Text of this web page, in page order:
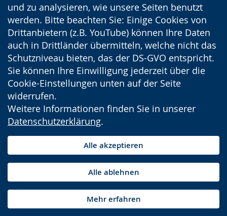
und zu analysieren, wie unsere Seiten benutzt
werden. Bitte beachten Sie: Einige Cookies von
Drittanbietern (z.B. YouTube) können Ihre Daten
auch in Drittländer übermitteln, welche nicht das
Schutzniveau bieten, das der DS-GVO entspricht.
Sie können Ihre Einwilligung jederzeit über die
Cookie-Einstellungen unten auf der Seite
widerrufen.
Weitere Informationen finden Sie in unserer
Datenschutzerklärung.
Alle akzeptieren
Alle ablehnen
Mehr erfahren